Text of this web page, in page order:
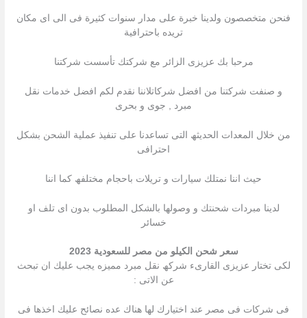
فنحن متخصصون ولدينا خبرة على مدار سنوات كثيرة فى الى اى مكان
تريده باحترافية
مرحبا بك عزیزى الزائر مع شركتك تأسست شركتنا
و صنفت شركتنا من افضل شركاتلاننا نقدم لكم افضل خدمات نقل
مبرد , جوى و بحرى
من خلال المعدات الحدیثھ التى تساعدنا على تنفیذ عملیة الشحن بشكل
احترافى
حیث اننا نمتلك سیارات و تریلات باحجام مختلفھ كما اننا
لدینا مبردات شحنتك و وصولھا بالشكل المطلوب بدون اى تلف او
خسائر
سعر شحن الكيلو من مصر للسعودية 2023
لكى تختار عزیزى القارىء شركھ نقل مبرد ممیزه یجب علیك ان تبحث
عن الاتى :
فى شركات فى مصر عند اختیارك لھا ھناك عده نصائح علیك اخذھا فى